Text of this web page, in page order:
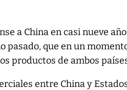
a China en casi nueve
pasado, que en un
productos de ambos
entre China y